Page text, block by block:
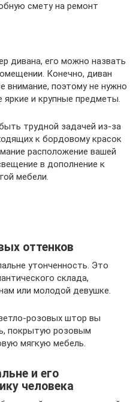
смету на ремонт
дивана, его можно назвать
Конечно, диван
внимание, поэтому не нужно
яркие и крупные предметы.
трудной задачей из-за
к бордовому красок
расположение вашей
в дополнение к
мебели.
оттенков
утонченность. Это
склада,
или молодой девушке.
розовых штор вы
покрытую розовым
мягкую мебель.
и его
человека